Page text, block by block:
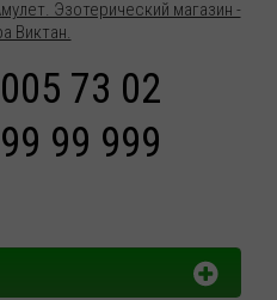
73 02
99 999